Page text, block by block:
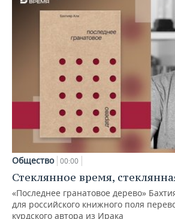
Общество 00:00
Стеклянное время,
«Последнее гранатовое дерево»
для российского книжного поля
курдского автора из Ирака